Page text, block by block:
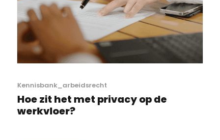
Kennisbank_arbeidsrecht
Hoe zit het met privacy op de
werkvloer?